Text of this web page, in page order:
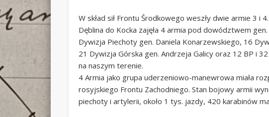
W skład sił Frontu Środkowego weszły dwie armie 3 i
Dęblina do Kocka zajęła 4 armia pod dowództwem
Dywizja Piechoty gen. Daniela Konarzewskiego, 16
21 Dywizja Górska gen. Andrzeja Galicy oraz 12 BP i
na naszym terenie.
4 Armia jako grupa uderzeniowo-manewrowa miała
rosyjskiego Frontu Zachodniego. Stan bojowy armii
piechoty i artylerii, około 1 tys. jazdy, 420 karabinów